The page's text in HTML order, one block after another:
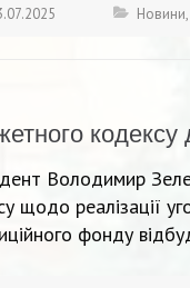
Новини,
Володимир
щодо реалізації
фонду